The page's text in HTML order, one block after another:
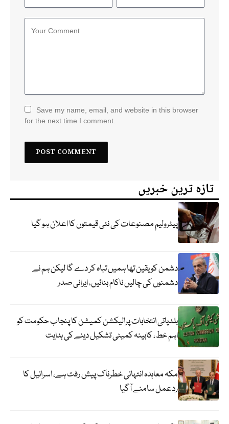
Save my name, email, and website in this browser
for the next time I comment.
تازہ ترین خبریں
پیٹرولیم مصنوعات کی نئی قیمتوں کا اعلان ہو گیا
دشمن کو یقین تھا ہمیں تباہ کر دے گا لیکن ہم نے
دشمنوں کی چالیں ناکام بنائیں، ایرانی صدر
بلدیاتی انتخابات پرالیکشن کمیشن کا پنجاب حکومت کو
اہم خط، کابینہ کمیٹی تشکیل دینے کی ہدایت
مکہ معاہدہ انتہائی خطرناک پیش رفت ہے، اسرائیل کا
ردعمل سامنے آگیا